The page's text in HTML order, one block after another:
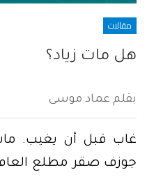
مقالات
هل مات زياد؟
بقلم عماد موسى
غاب قبل أن يغيب.